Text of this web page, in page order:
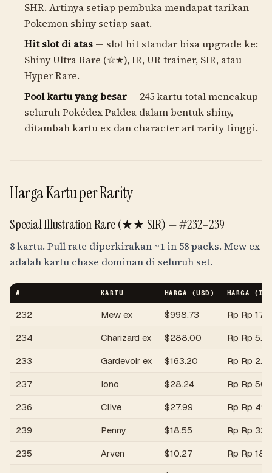
SHR. Artinya setiap pembuka mendapat tarikan
Pokemon shiny setiap saat.
Hit slot di atas — slot hit standar bisa upgrade ke:
Shiny Ultra Rare (☆★), IR, UR trainer, SIR, atau
Hyper Rare.
Pool kartu yang besar— 245 kartu total mencakup
seluruh Pokédex Paldea dalam bentuk shiny,
ditambah kartu ex dan character art rarity tinggi.
Harga Kartu per Rarity
Special Illustration Rare (★★ SIR) —#232–239
8 kartu. Pull rate diperkirakan ~1 in 58 packs. Mew ex
adalah kartu chase dominan di seluruh set.
# KARTU HARGA (USD) HARGA ( IDR
232 Mew ex $998.73 Rp Rp
234
Charizard ex $288.00 Rp Rp 5.1jt
233
Gardevoir ex $163.20 Rp Rp
237
Iono $28.24 Rp Rp
236
Clive $27.99 Rp Rp
239
Penny $18.55 Rp Rp
235
Arven $10.27 Rp Rp